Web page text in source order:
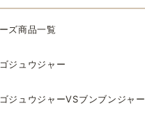
ズ商品一覧
ジュウジャー
ジュウジャーVSブンブンジャー